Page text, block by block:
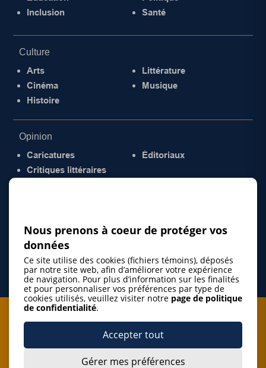
Inclusion
Santé
Culture
Arts
Cinéma
Histoire
Littérature
Musique
Opinion
Caricatures
Critiques littéraires
Éditoriaux
Je m'abonne à l'infolettre
Nous prenons à coeur de protéger vos
données
Ce site utilise des cookies (fichiers témoins), déposés
par notre site web, afin d’améliorer votre expérience
de navigation. Pour plus d’information sur les finalités
et pour personnaliser vos préférences par type de
cookies utilisés, veuillez visiter notre page de politique
de confidentialité.
Accepter tout
Gérer mes préférences